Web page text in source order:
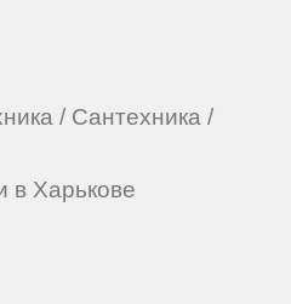
/ Сантехника /
в Харькове